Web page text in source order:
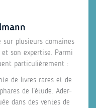
sur plusieurs domaines
son expertise. Parmi
particulièrement :
de livres rares et de
de l’étude. Ader-
dans des ventes de